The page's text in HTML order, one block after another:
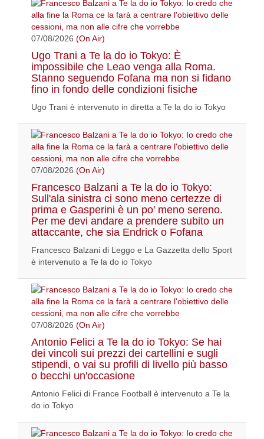
07/08/2026 (On Air)
Ugo Trani a Te la do io Tokyo: È
impossibile che Leao venga alla Roma.
Stanno seguendo Fofana ma non si fidano
fino in fondo delle condizioni fisiche
Ugo Trani è intervenuto in diretta a Te la do io Tokyo
07/08/2026 (On Air)
Francesco Balzani a Te la do io Tokyo:
Sull'ala sinistra ci sono meno certezze di
prima e Gasperini è un po' meno sereno.
Per me devi andare a prendere subito un
attaccante, che sia Endrick o Fofana
Francesco Balzani di Leggo e La Gazzetta dello Sport
è intervenuto a Te la do io Tokyo
07/08/2026 (On Air)
Antonio Felici a Te la do io Tokyo: Se hai
dei vincoli sui prezzi dei cartellini e sugli
stipendi, o vai su profili di livello più basso
o becchi un'occasione
Antonio Felici di France Football è intervenuto a Te la
do io Tokyo